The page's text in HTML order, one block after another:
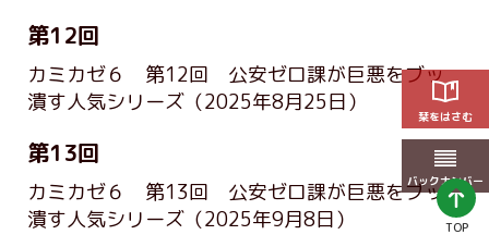
栞をはさむ
バックナンバー
第12回
カミカゼ６ 第12回 公安ゼロ課が巨悪をブッ
潰す人気シリーズ （2025年8月25日）
第13回
カミカゼ６ 第13回 公安ゼロ課が巨悪をブッ
潰す人気シリーズ （2025年9月8日） TOP